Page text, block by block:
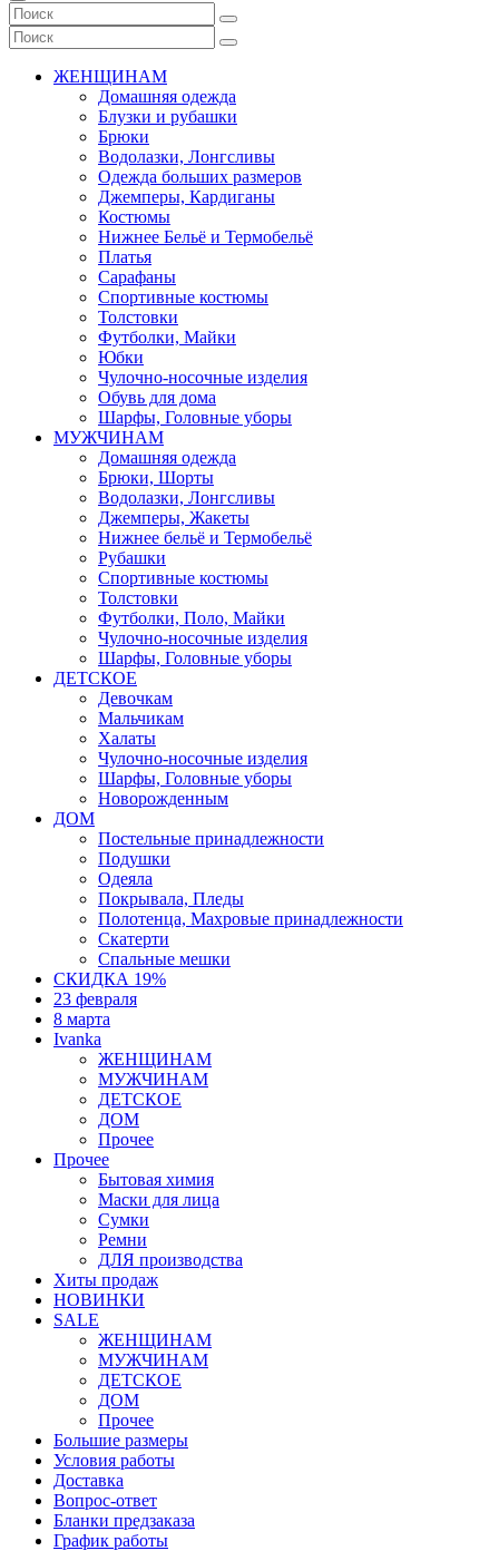
ЖЕНЩИНАМ
Домашняя одежда
Блузки и рубашки
Брюки
Водолазки, Лонгсливы
Одежда больших размеров
Джемперы, Кардиганы
Костюмы
Нижнее Бельё и Термобельё
Платья
Сарафаны
Спортивные костюмы
Толстовки
Футболки, Майки
Юбки
Чулочно-носочные изделия
Обувь для дома
Шарфы, Головные уборы
МУЖЧИНАМ
Домашняя одежда
Брюки, Шорты
Водолазки, Лонгсливы
Джемперы, Жакеты
Нижнее бельё и Термобельё
Рубашки
Спортивные костюмы
Толстовки
Футболки, Поло, Майки
Чулочно-носочные изделия
Шарфы, Головные уборы
ДЕТСКОЕ
Девочкам
Мальчикам
Халаты
Чулочно-носочные изделия
Шарфы, Головные уборы
Новорожденным
ДОМ
Постельные принадлежности
Подушки
Одеяла
Покрывала, Пледы
Полотенца, Махровые принадлежности
Скатерти
Спальные мешки
СКИДКА 19%
23 февраля
8 марта
Ivanka
ЖЕНЩИНАМ
МУЖЧИНАМ
ДЕТСКОЕ
ДОМ
Прочее
Прочее
Бытовая химия
Маски для лица
Сумки
Ремни
ДЛЯ производства
Хиты продаж
НОВИНКИ
SALE
ЖЕНЩИНАМ
МУЖЧИНАМ
ДЕТСКОЕ
ДОМ
Прочее
Большие размеры
Условия работы
Доставка
Вопрос-ответ
Бланки предзаказа
График работы